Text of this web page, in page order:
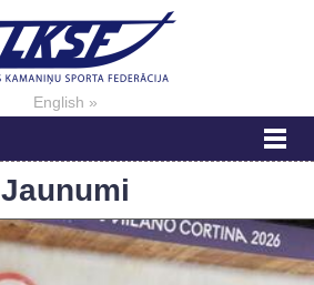
English »
Jaunumi